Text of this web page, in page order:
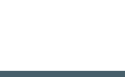
Kleurcodering op pro